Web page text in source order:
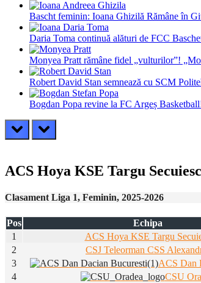
Bascht feminin: Ioana Ghizilă Rămâne în
Daria Toma continuă alături de FCC
Monyea Pratt rămâne fidel „vulturilor”!
Robert David Stan semnează cu SCM
Bogdan Popa revine la FC Argeș
prev next
ACS Hoya KSE Targu Secuiesc
Clasament Liga 1, Feminin, 2025-2026
Pos Echipa
1
ACS Hoya KSE Targu
2
CSJ Teleorman CSS
3
ACS Dan
4
CSU